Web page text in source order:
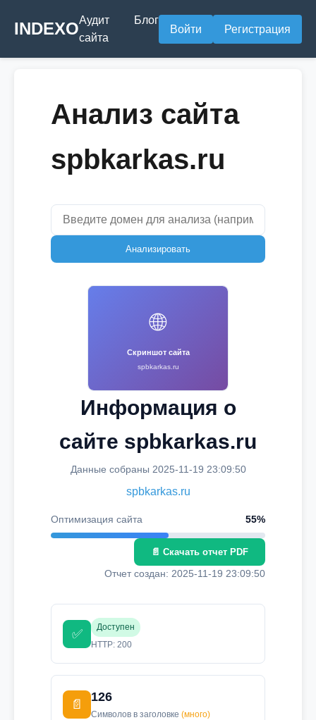
INDEXOАудит
сайта
Блог
Войти Регистрация
Анализ сайта
spbkarkas.ru
Анализировать
🌐
Скриншот сайта
spbkarkas.ru
Информация о
сайте spbkarkas.ru
Данные собраны 2025-11-19 23:09:50
spbkarkas.ru
Оптимизация сайта 55%
📄 Скачать отчет PDF
Отчет создан: 2025-11-19 23:09:50
✅
Доступен
HTTP: 200
📄
126
Символов в заголовке (много)